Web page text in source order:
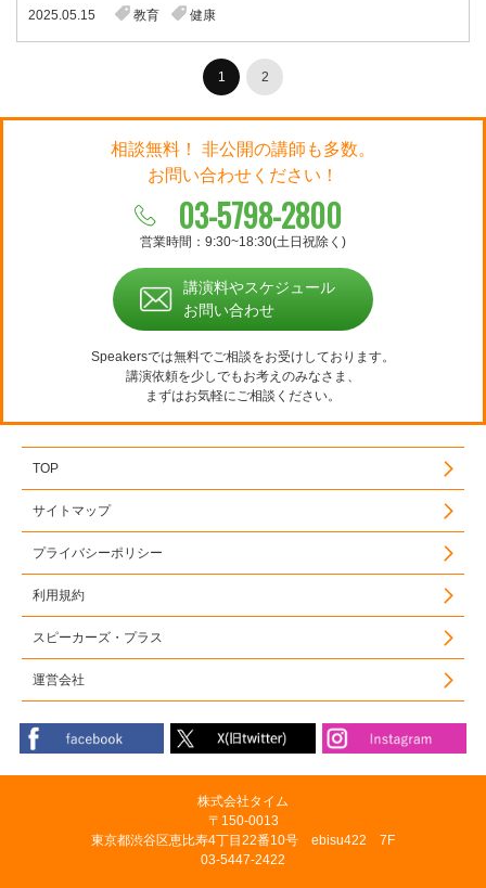
2025.05.15 教育 健康
1 2
相談無料！ 非公開の講師も多数。
お問い合わせください！
03-5798-2800
営業時間：9:30~18:30(土日祝除く)
講演料やスケジュール
お問い合わせ
Speakersでは無料でご相談をお受けしております。
講演依頼を少しでもお考えのみなさま、
まずはお気軽にご相談ください。
TOP
サイトマップ
プライバシーポリシー
利用規約
スピーカーズ・プラス
運営会社
株式会社タイム
〒150-0013
東京都渋谷区恵比寿4丁目22番10号 ebisu422 7F
03-5447-2422